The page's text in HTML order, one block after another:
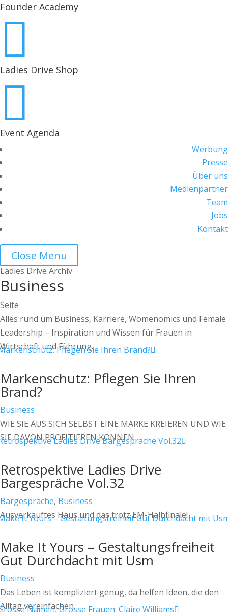
Founder Academy

Ladies Drive Shop

Event Agenda
Werbung
Presse
Über uns
Medienpartner
Team
Jobs
Kontakt
Close Menu
Ladies Drive Archiv
Business
Seite
Alles rund um Business, Karriere, Womenomics und Female
Leadership – Inspiration und Wissen für Frauen in
Wirtschaft und Führung.
Markenschutz: Pflegen Sie Ihren
Brand?
Business
WIE SIE AUS SICH SELBST EINE MARKE KREIEREN UND WIE
SIE DAVON PROFITIEREN KÖNNEN.
Retrospektive Ladies Drive
Bargespräche Vol.32
Bargespräche, Business
Ausverkauftes Haus und das trotz EM-Halbfinale!
Make It Yours – Gestaltungsfreiheit
Gut Durchdacht mit Usm
Business
Das Leben ist kompliziert genug, da helfen Ideen, die den
Alltag vereinfachen.